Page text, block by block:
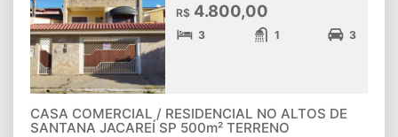
R$ 4.800,00
3 1 3
CASA COMERCIAL / RESIDENCIAL NO ALTOS DE
SANTANA JACAREÍ SP 500m² TERRENO